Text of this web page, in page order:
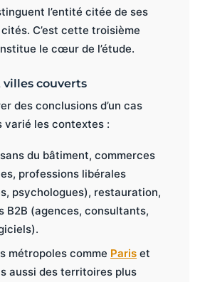
l’entité citée de ses
C’est cette troisième
le cœur de l’étude.
villes couverts
des conclusions d’un cas
varié les contextes :
du bâtiment, commerces
professions libérales
psychologues), restauration,
B2B (agences, consultants,
métropoles comme Paris et
aussi des territoires plus